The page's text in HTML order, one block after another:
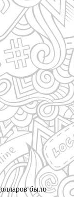
было